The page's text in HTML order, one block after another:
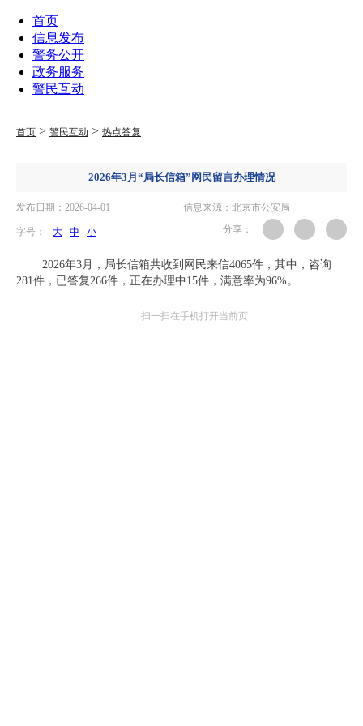
首页
信息发布
警务公开
政务服务
警民互动
首页 > 警民互动 > 热点答复
2026年3月“局长信箱”网民留言办理情况
发布日期：2026-04-01 信息来源：北京市公安局
字号： 大 中 小 分享：
2026年3月，局长信箱共收到网民来信4065件，其中，咨询
281件，已答复266件，正在办理中15件，满意率为96%。
扫一扫在手机打开当前页